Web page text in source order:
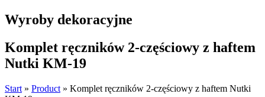
Wyroby dekoracyjne
Komplet ręczników 2-częściowy z haftem
Nutki KM-19
Start » Product » Komplet ręczników 2-częściowy z haftem Nutki